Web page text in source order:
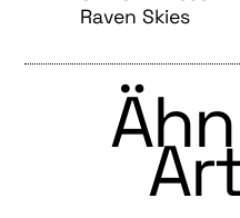
Raven Skies